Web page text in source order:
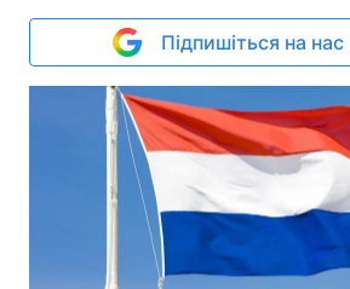
Підпишіться на